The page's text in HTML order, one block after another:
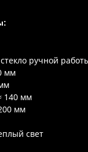
ручной
мм
140 мм
мм
свет